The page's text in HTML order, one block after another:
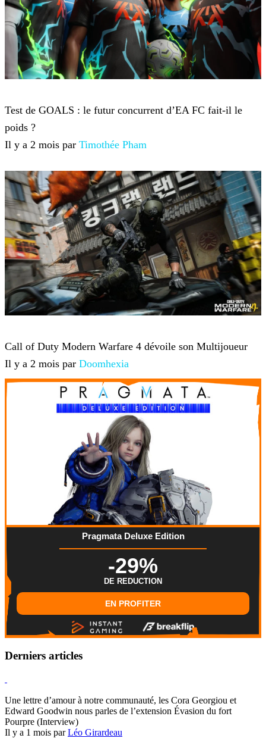
Test de GOALS : le futur concurrent d’EA FC fait-il le
poids ?
Il y a 2 mois par Timothée Pham
Call of Duty Modern Warfare 4 dévoile son Multijoueur
Il y a 2 mois par Doomhexia
Pragmata Deluxe Edition
-29%
DE REDUCTION
EN PROFITER
Derniers articles
Une lettre d’amour à notre communauté, les Cora Georgiou et
Edward Goodwin nous parles de l’extension Évasion du fort
Pourpre (Interview)
Il y a 1 mois parLéo Girardeau